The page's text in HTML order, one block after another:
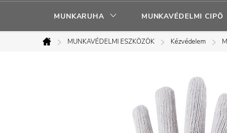
MUNKARUHA MUNKAVÉDELMI CIPÖ
Kezdőlap
MUNKAVÉDELMI ESZKÖZÖK Kézvédelem